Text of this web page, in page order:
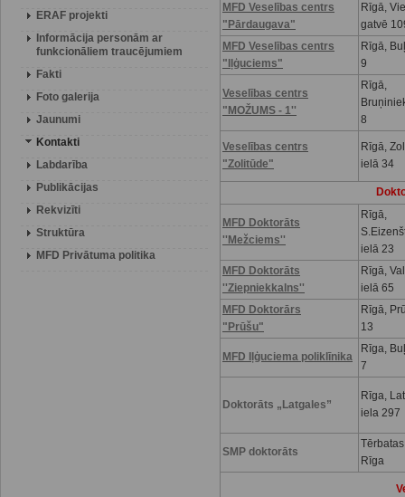
ERAF projekti
Informācija personām ar
funkcionāliem traucējumiem
Fakti
Foto galerija
Jaunumi
Kontakti
Labdarība
Publikācijas
Rekvizīti
Struktūra
MFD Privātuma politika
MFD Veselības centrs
"Pārdaugava"
Rīgā,
gatvē
MFD Veselības centrs
"Iļģuciems"
Rīgā,
9
Veselības centrs
"MOŽUMS - 1''
Rīgā,
8
Veselības centrs
"Zolitūde"
Rīgā,
ielā 34
MFD Doktorāts
''Mežciems''
Rīgā,
ielā 23
MFD Doktorāts
''Ziepniekkalns''
Rīgā,
ielā 65
MFD Doktorārs
"Prūšu"
Rīgā,
13
MFD Iļģuciema poliklīnika
Rīga,
7
Doktorāts „Latgales”
Rīga,
iela 297
SMP doktorāts
Rīga